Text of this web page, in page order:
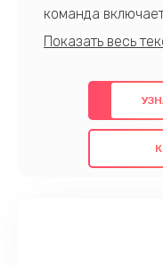
команда
профессионалов
предлагаем
использованием
также
проведенных
наилучшим